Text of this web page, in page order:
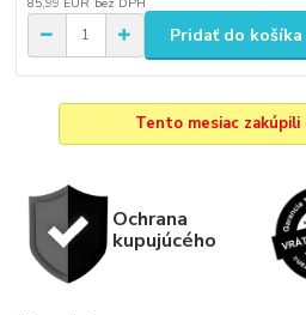
Pridať do košíka
Tento mesiac zakúpili
Ochrana
kupujúcého